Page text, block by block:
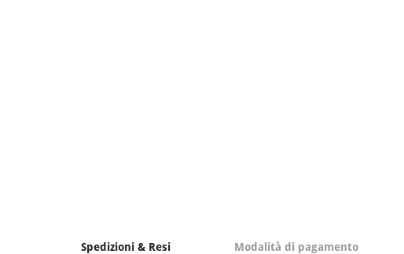
Spedizioni & Resi Modalità di pagamento